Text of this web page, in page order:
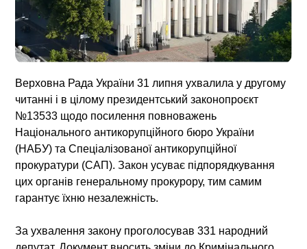
Верховна Рада України 31 липня ухвалила у другому
читанні і в цілому президентський законопроєкт
№13533 щодо посилення повноважень
Національного антикорупційного бюро України
(НАБУ) та Спеціалізованої антикорупційної
прокуратури (САП). Закон усуває підпорядкування
цих органів генеральному прокурору, тим самим
гарантує їхню незалежність.
За ухвалення закону проголосував 331 народний